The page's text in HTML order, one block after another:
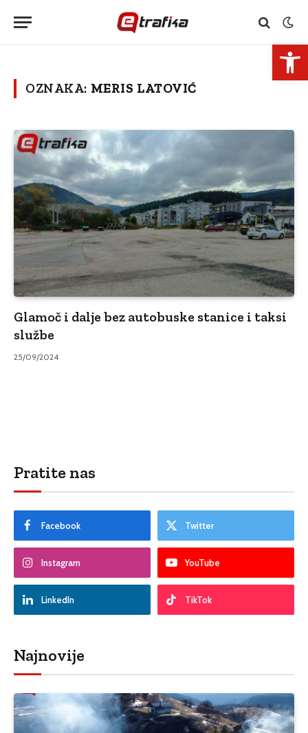
OZNAKA: MERIS LATOVIĆ
Glamoč i dalje bez autobuske stanice i taksi
službe
25/09/2024
Pratite nas
Facebook Twitter
Instagram YouTube
LinkedIn TikTok
Najnovije